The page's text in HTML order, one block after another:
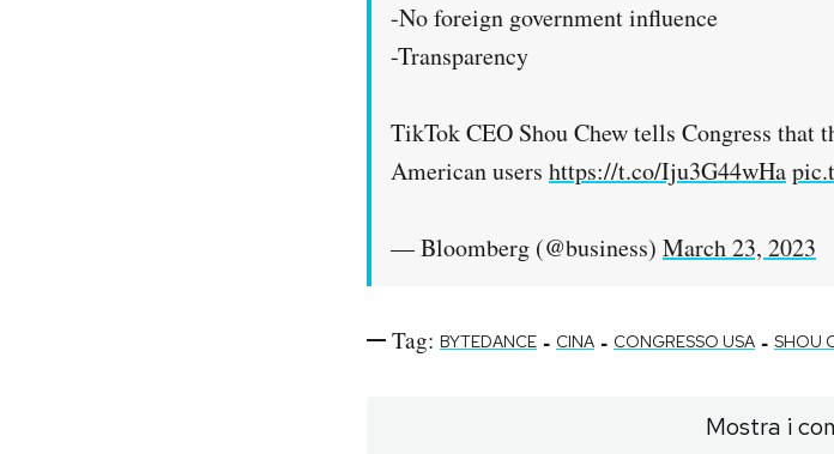
-No foreign government influence
-Transparency
TikTok CEO Shou Chew tells Congress
American users https://t.co/Iju3G44wHa
— Bloomberg (@business) March 23, 2023
Tag: BYTEDANCE - CINA - CONGRESSO USA - SHOU
Mostra i